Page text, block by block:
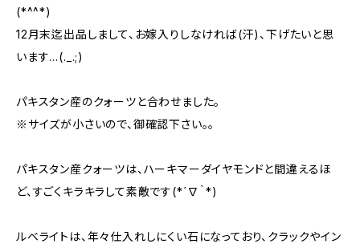
(*^^*)
12月末迄出品しまして、お嫁入りしなければ(汗)、下げたいと思
います…(._.;)
パキスタン産のクォーツと合わせました。
※サイズが小さいので、御確認下さい。。
パキスタン産クォーツは、ハーキマーダイヤモンドと間違えるほ
ど、すごくキラキラして素敵です(*´∇｀*)
ルベライトは、年々仕入れしにくい石になっており、クラックやイン